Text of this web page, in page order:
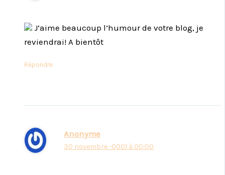
J’aime beaucoup l’humour de votre blog, je
reviendrai! A bientôt
Répondre
Anonyme
30 novembre -0001 à 00:00